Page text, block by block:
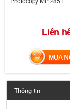
Liên
MUA
Thông tin